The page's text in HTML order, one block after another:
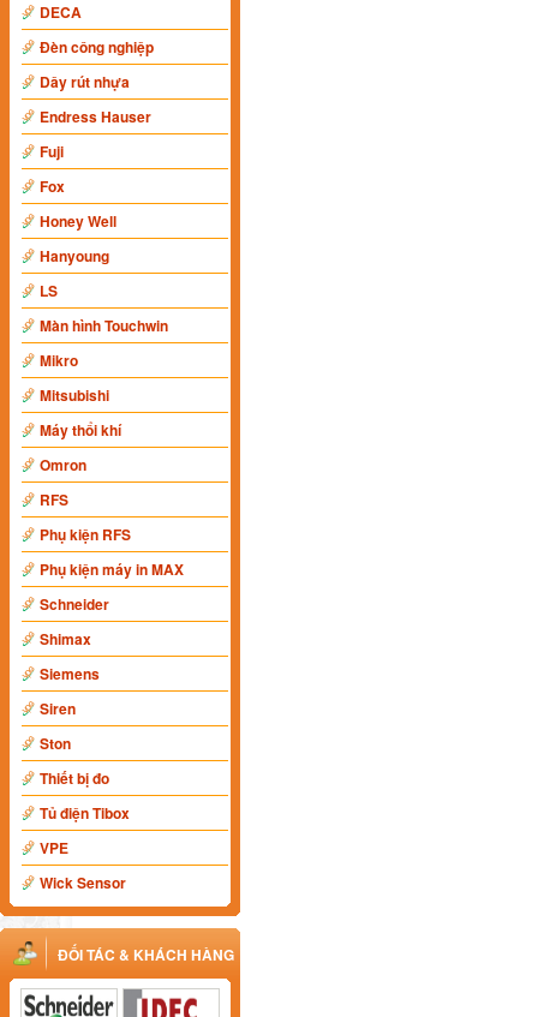
DECA
Đèn công nghiệp
Dây rút nhựa
Endress Hauser
Fuji
Fox
Honey Well
Hanyoung
LS
Màn hình Touchwin
Mikro
Mitsubishi
Máy thổi khí
Omron
RFS
Phụ kiện RFS
Phụ kiện máy in MAX
Schneider
Shimax
Siemens
Siren
Ston
Thiết bị đo
Tủ điện Tibox
VPE
Wick Sensor
ĐỐI TÁC & KHÁCH HÀNG